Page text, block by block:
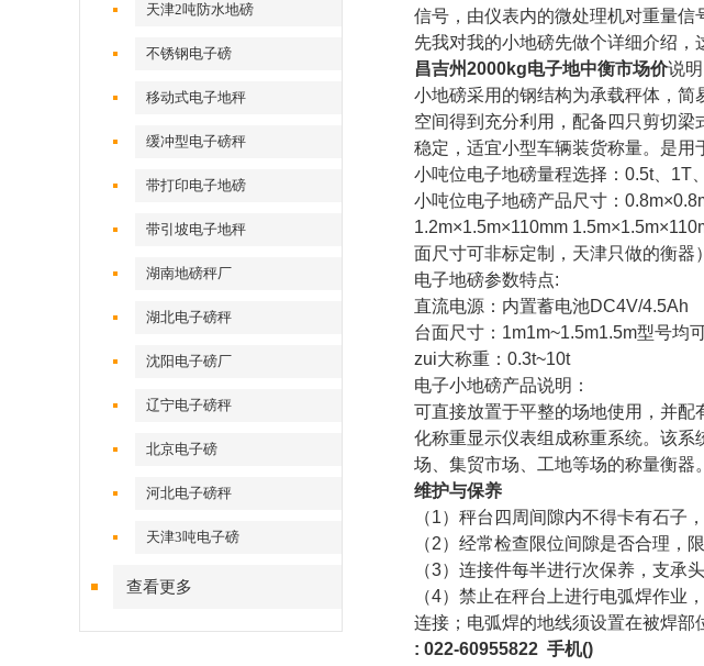
天津2吨防水地磅
不锈钢电子磅
移动式电子地秤
缓冲型电子磅秤
带打印电子地磅
带引坡电子地秤
湖南地磅秤厂
湖北电子磅秤
沈阳电子磅厂
辽宁电子磅秤
北京电子磅
河北电子磅秤
天津3吨电子磅
查看更多
信号，由仪表内的微处理机对重量信
先我对我的小地磅先做个详细介绍，
昌吉州2000kg电子地中衡市场价说明
小地磅采用的钢结构为承载秤体，
空间得到充分利用，配备四只剪切
稳定，适宜小型车辆装货称量。是用
小吨位电子地磅量程选择：0.5t、 1T
小吨位电子地磅产品尺寸：
1.2m×1.5m×110mm
面尺寸可非标定制，天津只做的衡器）
电子地磅参数特点:
直流电源：内置蓄电池DC4V/4.5Ah
台面尺寸： 1m1m~1.5m1.5m型号均
zui大称重： 0.3t~10t
电子小地磅产品说明：
可直接放置于平整的场地使用，并
化称重显示仪表组成称重系统。该
场、集贸市场、工地等场的称量衡器。
维护与保养
（1）秤台四周间隙内不得卡有石子
（2）经常检查限位间隙是否合理，
（3）连接件每半进行次保养，支承
（4）禁止在秤台上进行电弧焊作业
连接；电弧焊的地线须设置在被焊部
: 022-60955822 手机()